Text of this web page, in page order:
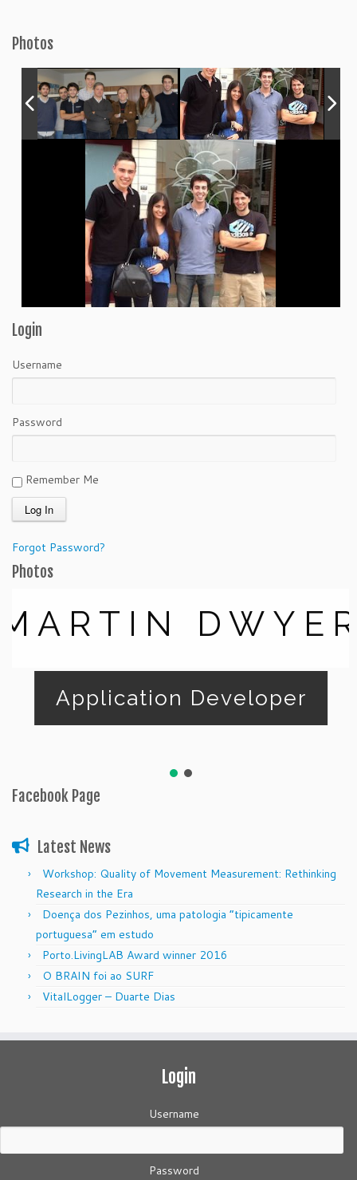
Photos
Login
Username
Password
Remember Me
Forgot Password?
Photos
MARTIN
Application Developer
Facebook Page
Latest News
Workshop: Quality of Movement Measurement: Rethinking
Research in the Era
Doença dos Pezinhos, uma patologia “tipicamente
portuguesa” em estudo
Porto.LivingLAB Award winner 2016
O BRAIN foi ao SURF
VitalLogger – Duarte Dias
Login
Username
Password